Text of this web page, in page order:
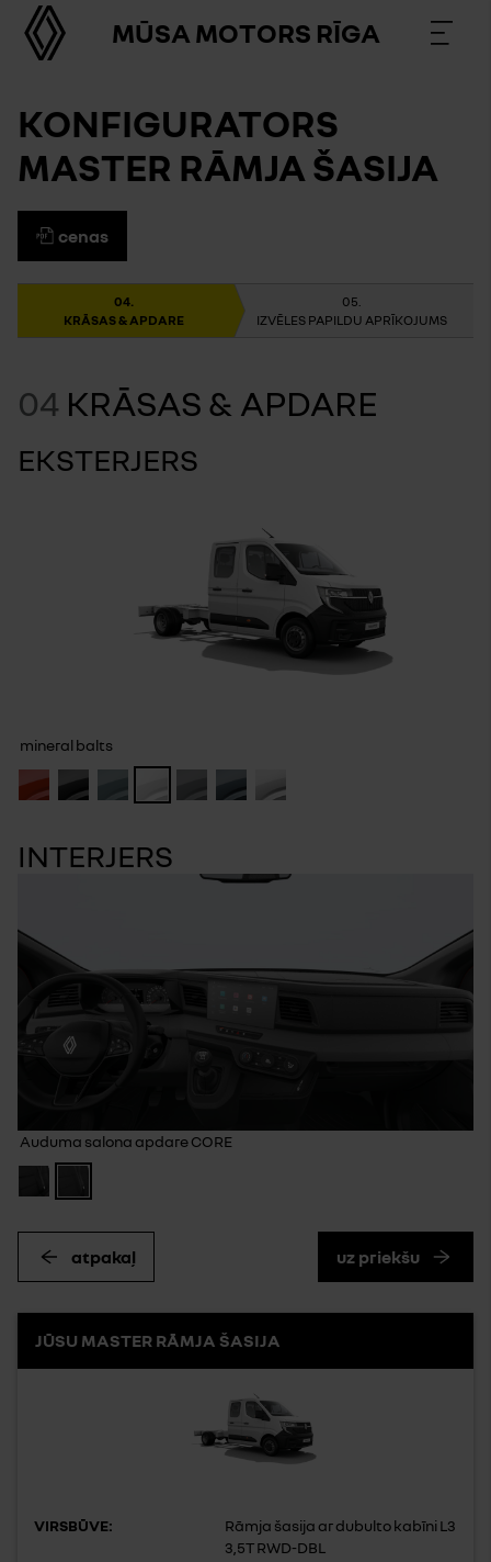
MŪSA MOTORS RĪGA
KONFIGURATORS
MASTER RĀMJA ŠASIJA
cenas
KRĀSAS & APDARE IZVĒLES PAPILDU APRĪKOJUMS
04 KRĀSAS & APDARE
EKSTERJERS
mineral balts
INTERJERS
Auduma salona apdare CORE
atpakaļ uz priekšu
JŪSU MASTER RĀMJA ŠASIJA
VIRSBŪVE:
Rāmja šasija ar dubulto kabīni L3
3,5T RWD-DBL